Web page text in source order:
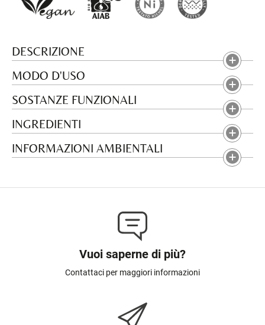
DESCRIZIONE
MODO D'USO
SOSTANZE FUNZIONALI
INGREDIENTI
INFORMAZIONI AMBIENTALI
Vuoi saperne di più?
Contattaci per maggiori informazioni